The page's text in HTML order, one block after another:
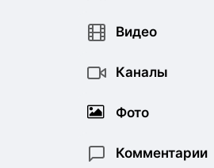
Видео
Каналы
Фото
Комментарии